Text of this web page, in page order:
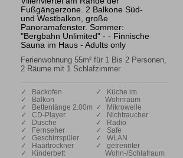
Fußgängerzone. 2 Balkone Süd-
und Westbalkon, große
Panoramafenster. Sommer:
"Bergbahn Unlimited" - - Finnische
Sauna im Haus - Adults only
Ferienwohnung 55m² für 1 Bis 2 Personen,
2 Räume mit 1 Schlafzimmer
✓ Backofen
✓ Balkon
✓ Bettenlänge 2.00m
✓ CD-Player
✓ Dusche
✓ Fernseher
✓ Geschirrspüler
✓ Haartrockner
✓ Kinderbett
✓ Küche im
Wohnraum
✓ Mikrowelle
✓ Nichtraucher
✓ Radio
✓ Safe
✓ WLAN
✓ getrennter
Wohn-/Schlafraum